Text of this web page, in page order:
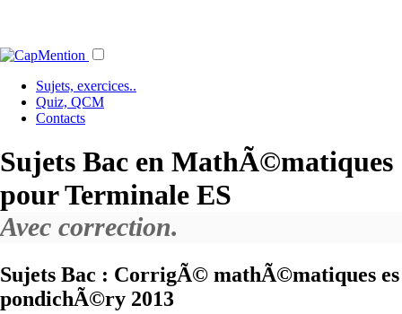
Sujets, exercices..
Quiz, QCM
Contacts
Sujets Bac en MathÃ©matiques
pour Terminale ES
Avec correction.
Sujets Bac : CorrigÃ© mathÃ©matiques es
pondichÃ©ry 2013